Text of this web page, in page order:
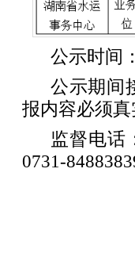
公示时间
公示期间
报内容必须
监督电话
0731-